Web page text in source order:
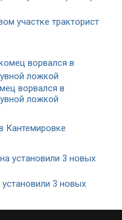
участке тракторист
ворвался в
ложкой
Кантемировке
3 новых